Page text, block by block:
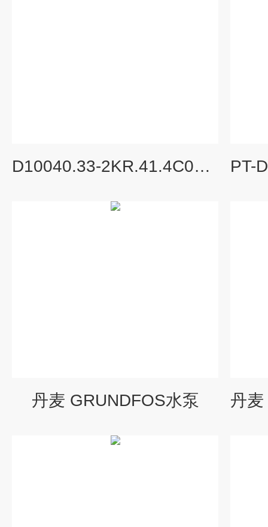
D10040.33-2KR.41.4C0瑞士INTERAPP蝶阀
丹麦 GRUNDFOS水泵